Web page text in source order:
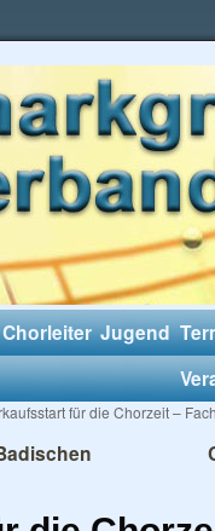
Chorleiter Jugend
für die Chorzeit –